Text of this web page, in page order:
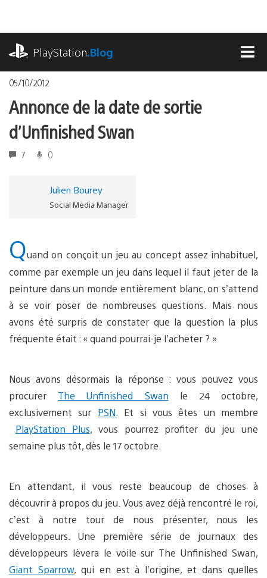
contenu
PlayStation.Blog
05/10/2012
Annonce de la date de sortie
d’Unfinished Swan
7 0
Julien Bourey
Social Media Manager
Quand on conçoit un jeu au concept assez inhabituel,
comme par exemple un jeu dans lequel il faut jeter de la
peinture dans un monde entièrement blanc, on s’attend
à se voir poser de nombreuses questions. Mais nous
avons été surpris de constater que la question la plus
fréquente était : « quand pourrai-je l’acheter ? »
Nous avons désormais la réponse : vous pouvez vous
procurer The Unfinished Swan le 24 octobre,
exclusivement sur PSN . Et si vous êtes un membre
PlayStation Plus, vous pourrez profiter du jeu une
semaine plus tôt, dès le 17 octobre.
En attendant, il vous reste beaucoup de choses à
découvrir à propos du jeu. Vous avez déjà rencontré le roi,
c’est à notre tour de nous présenter, nous les
développeurs. Une première série de journaux des
développeurs lèvera le voile sur The Unfinished Swan,
Giant Sparrow, qui en est à l’origine, et dans quelles